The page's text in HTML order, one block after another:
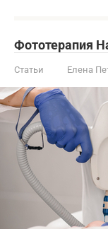
Фототерапия
Статьи Елена